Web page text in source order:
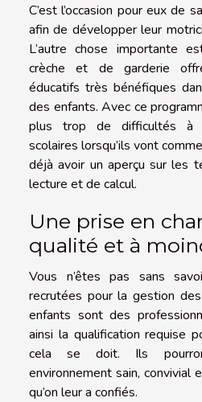
C’est l’occasion pour eux de
afin de développer leur
L’autre chose importante
crèche et de garderie
éducatifs très bénéfiques
des enfants. Avec ce
plus trop de difficultés à
scolaires lorsqu’ils vont
déjà avoir un aperçu sur les
lecture et de calcul.
Une prise en
qualité et à
Vous n’êtes pas sans
recrutées pour la gestion
enfants sont des
ainsi la qualification requise
cela se doit. Ils
environnement sain, convivial
qu’on leur a confiés.